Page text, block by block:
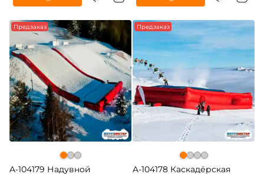
Предзаказ
A-104179 Надувной
Предзаказ
A-104178 Каскадёрская